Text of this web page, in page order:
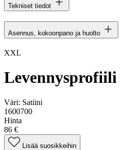
Tekniset tiedot
Asennus, kokoonpano ja huolto
XXL
Levennysprofiili
Väri: Satiini
1600700
Hinta
86 €
Lisää suosikkeihin